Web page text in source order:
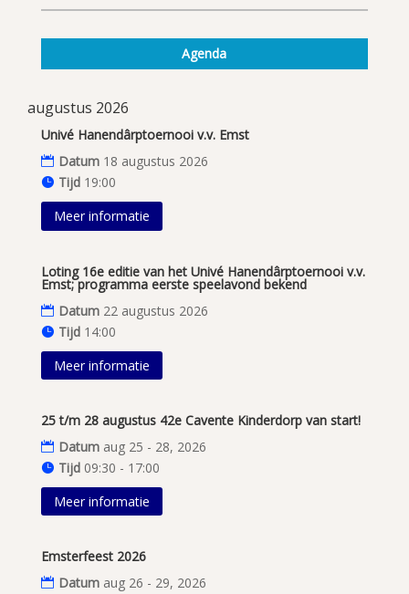
Agenda
augustus 2026
Univé Hanendârptoernooi v.v. Emst
Datum 18 augustus 2026
Tijd 19:00
Meer informatie
Loting 16e editie van het Univé Hanendârptoernooi v.v.
Emst; programma eerste speelavond bekend
Datum 22 augustus 2026
Tijd 14:00
Meer informatie
25 t/m 28 augustus 42e Cavente Kinderdorp van start!
Datum aug 25 - 28, 2026
Tijd 09:30 - 17:00
Meer informatie
Emsterfeest 2026
Datum aug 26 - 29, 2026